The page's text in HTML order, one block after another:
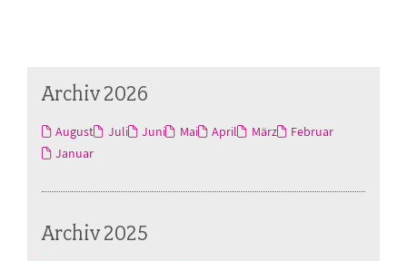
Archiv 2026
August Juli Juni Mai April März
Februar
Januar
Archiv 2025